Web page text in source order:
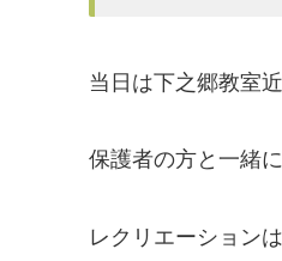
当日は下之郷教室
保護者の方と一緒
レクリエーション